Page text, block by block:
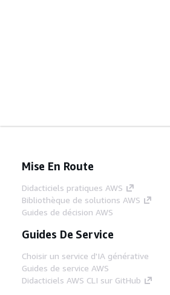
Mise En Route
Didacticiels pratiques AWS
Bibliothèque de solutions AWS
Guides de décision AWS
Guides De Service
Choisir un service d'IA générative
Guides de service AWS
Didacticiels AWS CLI sur GitHub